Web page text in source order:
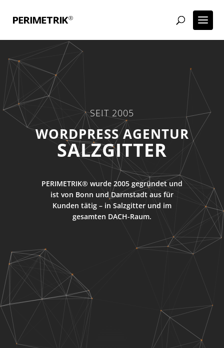
SEIT 2005
ECOMMERCE AGENTUR
SALZGITTER
PERIMETRIK® wurde 2005 gegründet und
ist von Bonn und Darmstadt aus für
Kunden tätig – in Salzgitter und im
gesamten DACH-Raum.